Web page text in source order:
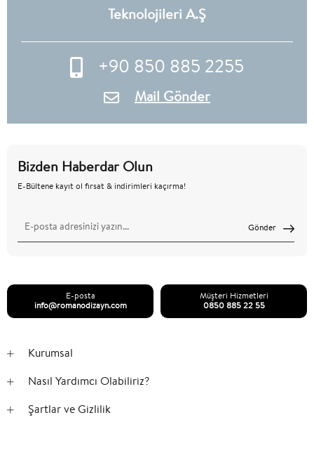
Teknolojileri A.Ş
+90 850 885 2255
Mail Gönder
Bizden Haberdar Olun
E-Bültene kayıt ol fırsat & indirimleri kaçırma!
Gönder
E-posta
info@romanodizayn.com
Müşteri Hizmetleri
0850 885 22 55
Kurumsal
Nasıl Yardımcı Olabiliriz?
Şartlar ve Gizlilik